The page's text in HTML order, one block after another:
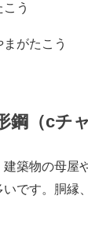
う
がたこう
鋼（cチ
建築物の母屋
いです。胴縁